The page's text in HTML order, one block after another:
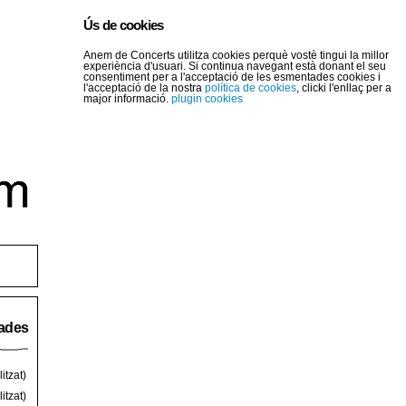
Ús de cookies
Anem de Concerts utilitza cookies perquè vostè tingui la millor
experiència d'usuari. Si continua navegant està donant el seu
consentiment per a l'acceptació de les esmentades cookies i
l'acceptació de la nostra política de cookies, clicki l'enllaç per a
major informació. plugin cookies